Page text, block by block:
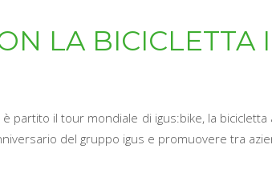
LA BICICLETTA
partito il tour mondiale di igus:bike, la
del gruppo igus e promuovere tra